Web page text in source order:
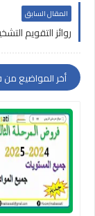
المقال السابق
روائز التقويم
أخر المواضيع